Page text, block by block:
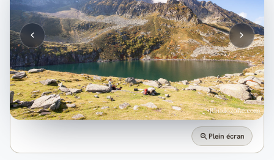
Plein écran